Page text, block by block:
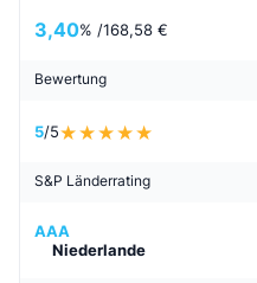
3,40% /168,58 €
Bewertung
5/5
S&P Länderrating
AAA
Niederlande